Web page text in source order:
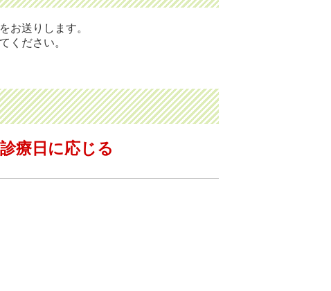
お送りします。
ください。
療日に応じる